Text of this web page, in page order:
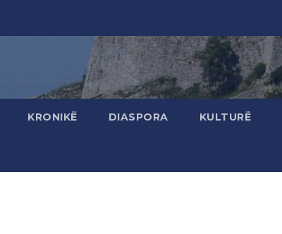
KRONIKË DIASPORA KULTURË